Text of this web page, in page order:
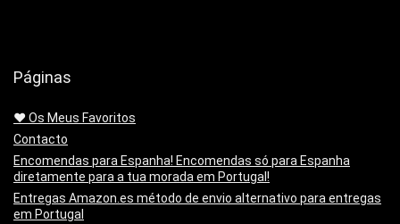
Páginas
❤️ Os Meus Favoritos
Contacto
Encomendas para Espanha! Encomendas só para Espanha
diretamente para a tua morada em Portugal!
Entregas Amazon.es método de envio alternativo para entregas
em Portugal